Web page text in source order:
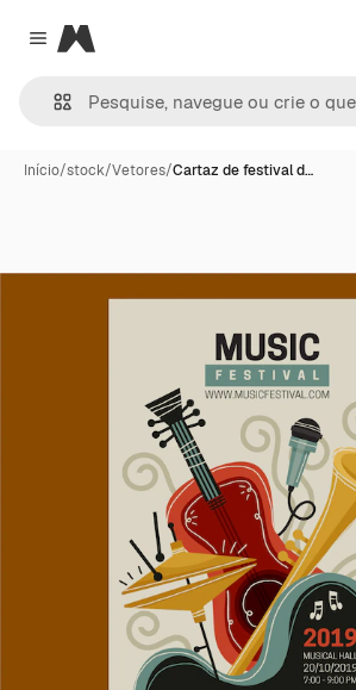
Close menu
Magnific
Início/stock/Vetores/Cartaz de festival d…